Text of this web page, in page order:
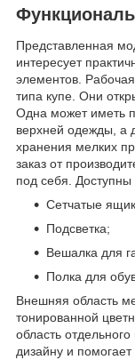
Представленная
интересует
элементов.
типа купе. Они
Одна может иметь
верхней одежды, а
хранения мелких
заказ от
под себя. Доступны
Сетчатые
Подсветка;
Вешалка для
Полка для
Внешняя область
тонированной
область
дизайну и